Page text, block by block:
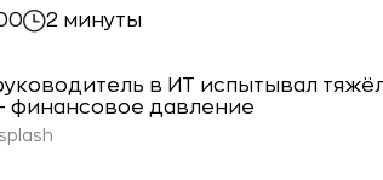
2 минуты